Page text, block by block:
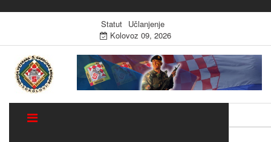
Statut
Učlanjenje
Kolovoz 09, 2026